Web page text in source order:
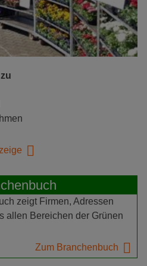
zeigt Firmen, Adressen
allen Bereichen der Grünen
Zum Branchenbuch